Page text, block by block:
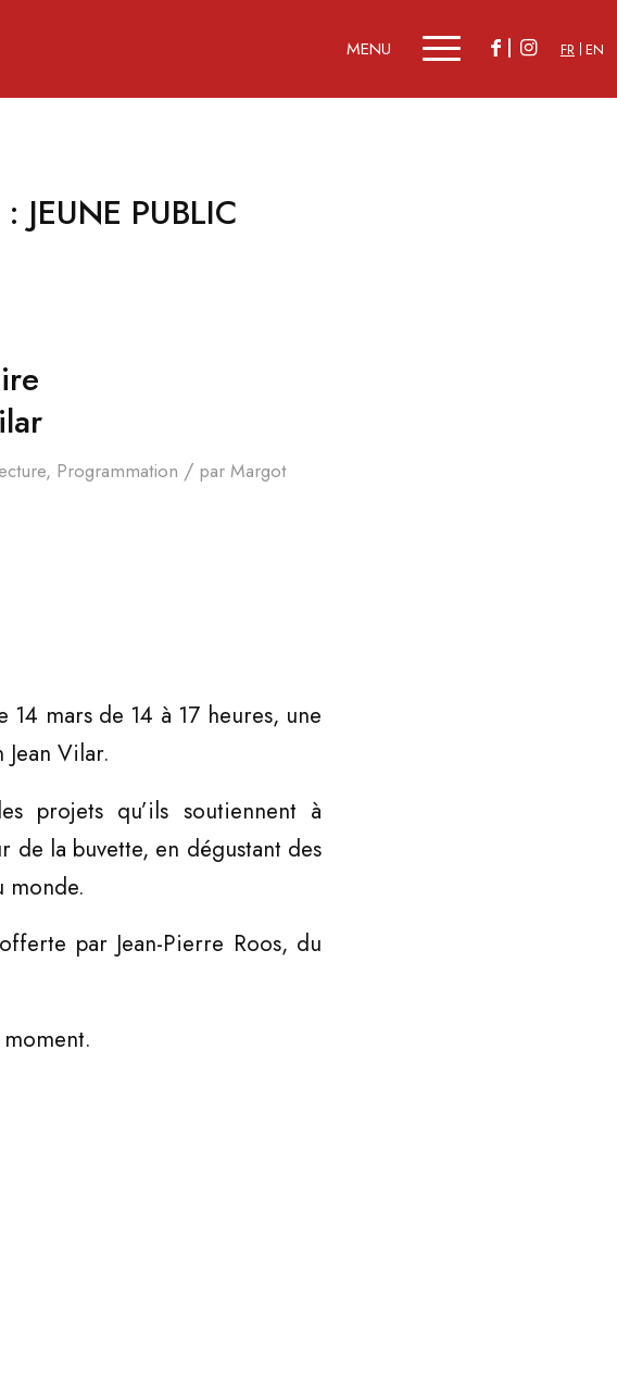
FR EN
: JEUNE PUBLIC
, Programmation / par Margot
mars de 14 à 17 heures, une
Vilar.
projets qu’ils soutiennent à
de la buvette, en dégustant des
monde.
par Jean-Pierre Roos, du